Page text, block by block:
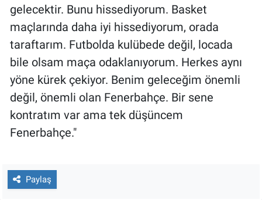
gelecektir. Bunu hissediyorum. Basket
maçlarında daha iyi hissediyorum, orada
taraftarım. Futbolda kulübede değil, locada
bile olsam maça odaklanıyorum. Herkes aynı
yöne kürek çekiyor. Benim geleceğim önemli
değil, önemli olan Fenerbahçe. Bir sene
kontratım var ama tek düşüncem
Fenerbahçe."
Paylaş